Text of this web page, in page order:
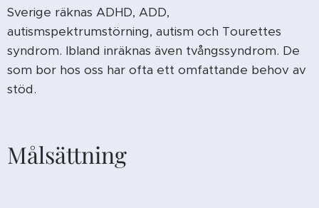
Sverige räknas ADHD, ADD,
autismspektrumstörning, autism och Tourettes
syndrom. Ibland inräknas även tvångssyndrom. De
som bor hos oss har ofta ett omfattande behov av
stöd.
Målsättning